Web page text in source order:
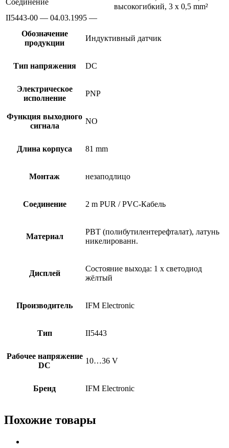
Соединение
высокогибкий, 3 x 0,5 mm²
II5443-00 — 04.03.1995 —
Обозначение
продукции
Индуктивный датчик
Тип напряжения DC
Электрическое
исполнение
PNP
Функция выходного
сигнала
NO
Длина корпуса 81 mm
Монтаж незаподлицо
Соединение 2 m PUR / PVC-Кабель
Материал
PBT (полибутилентерефталат), латунь
никелированн.
Дисплей
Состояние выхода: 1 x светодиод
жёлтый
Производитель IFM Electronic
Тип II5443
Рабочее напряжение
DC
10…36 V
Бренд IFM Electronic
Похожие товары